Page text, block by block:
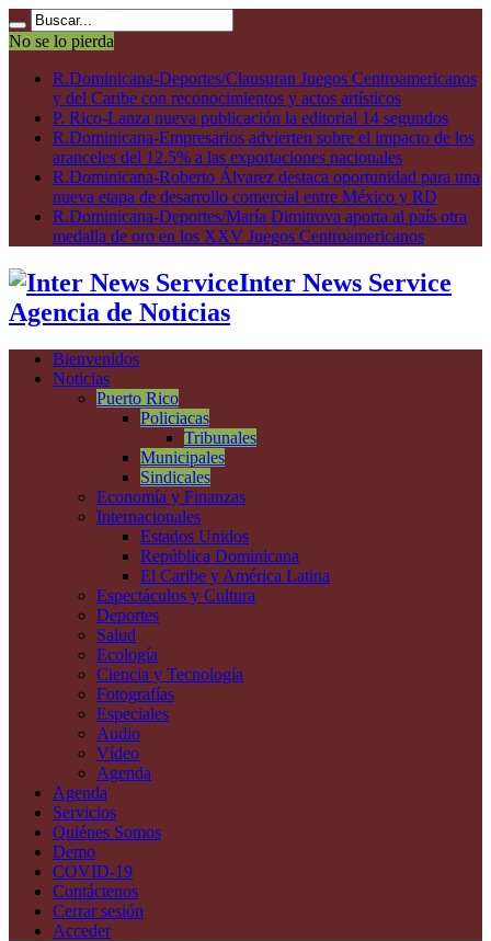
No se lo pierda
R.Dominicana-Deportes/Clausuran Juegos Centroamericanos
y del Caribe con reconocimientos y actos artísticos
P. Rico-Lanza nueva publicación la editorial 14 segundos
R.Dominicana-Empresarios advierten sobre el impacto de los
aranceles del 12.5% a las exportaciones nacionales
R.Dominicana-Roberto Álvarez destaca oportunidad para una
nueva etapa de desarrollo comercial entre México y RD
R.Dominicana-Deportes/María Dimitrova aporta al país otra
medalla de oro en los XXV Juegos Centroamericanos
Inter News Service
Agencia de Noticias
Bienvenidos
Noticias
Puerto Rico
Policiacas
Tribunales
Municipales
Sindicales
Economía y Finanzas
Internacionales
Estados Unidos
República Dominicana
El Caribe y América Latina
Espectáculos y Cultura
Deportes
Salud
Ecología
Ciencia y Tecnología
Fotografías
Especiales
Audio
Vídeo
Agenda
Agenda
Servicios
Quiénes Somos
Demo
COVID-19
Contáctenos
Cerrar sesión
Acceder